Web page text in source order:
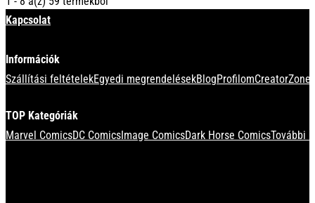
Kapcsolat
Információk
Szállítási feltételekEgyedi megrendelésekBlogProfilom
TOP Kategóriák
Marvel ComicsDC ComicsImage ComicsDark Horse ComicsTovábbi